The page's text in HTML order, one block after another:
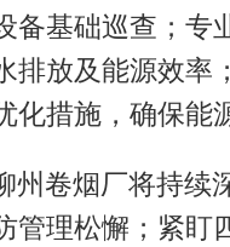
备基础巡查；专
排放及能源效率
化措施，确保能
州卷烟厂将持续
管理松懈；紧盯